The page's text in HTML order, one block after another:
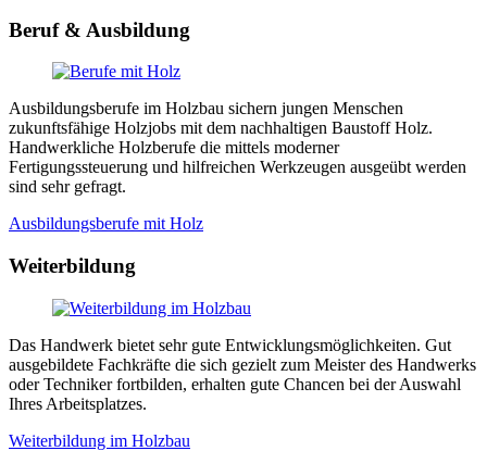
Beruf & Ausbildung
Ausbildungsberufe im Holzbau sichern jungen Menschen
zukunftsfähige Holzjobs mit dem nachhaltigen Baustoff Holz.
Handwerkliche Holzberufe die mittels moderner
Fertigungssteuerung und hilfreichen Werkzeugen ausgeübt werden
sind sehr gefragt.
Ausbildungsberufe mit Holz
Weiterbildung
Das Handwerk bietet sehr gute Entwicklungsmöglichkeiten. Gut
ausgebildete Fachkräfte die sich gezielt zum Meister des Handwerks
oder Techniker fortbilden, erhalten gute Chancen bei der Auswahl
Ihres Arbeitsplatzes.
Weiterbildung im Holzbau